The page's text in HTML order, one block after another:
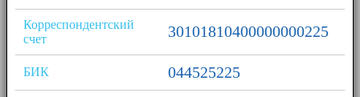
Корреспондентский
счет
30101810400000000225
БИК 044525225